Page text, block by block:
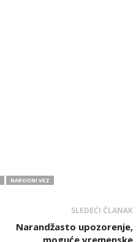
NARODNI VEZ
SLEDEĆI ČLANAK
Narandžasto upozorenje,
moguće vremenske